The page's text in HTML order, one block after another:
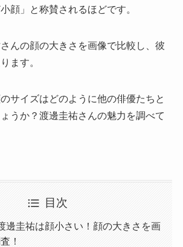
顔」と称賛されるほどです。
んの顔の大きさを画像で比較し、彼
ます。
サイズはどのように他の俳優たちと
うか？渡邊圭祐さんの魅力を調べて
目次
邊圭祐は顔小さい！顔の大きさを画
！